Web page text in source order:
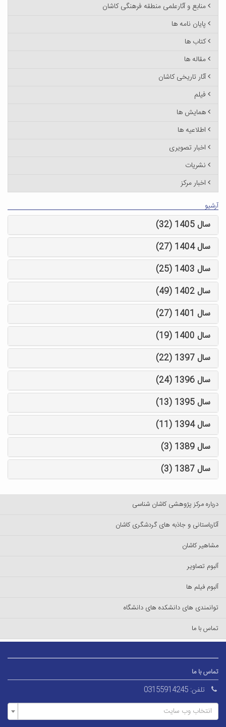
منابع و آثارعلمی منطقه فرهنگی کاشان
پایان نامه ها
کتاب ها
مقاله ها
آثار تاریخی کاشان
فیلم
همایش ها
اطلاعیه ها
اخبار تصویری
نشریات
اخبار مرکز
آرشیو
سال 1405 (32)
سال 1404 (27)
سال 1403 (25)
سال 1402 (49)
سال 1401 (27)
سال 1400 (19)
سال 1397 (22)
سال 1396 (24)
سال 1395 (13)
سال 1394 (11)
سال 1389 (3)
سال 1387 (3)
درباره مرکز پژوهشی کاشان شناسی
آثارباستانی و جاذبه های گردشگری کاشان
مشاهیر کاشان
آلبوم تصاویر
آلبوم فیلم ها
توانمندی های دانشکده های دانشگاه
تماس با ما
تماس با ما
تلفن: 03155914245
انتخاب وب سایت